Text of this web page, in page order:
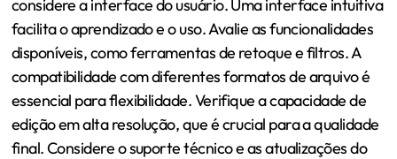
considere a interface do usuário. Uma interface intuitiva
facilita o aprendizado e o uso. Avalie as funcionalidades
disponíveis, como ferramentas de retoque e filtros. A
compatibilidade com diferentes formatos de arquivo é
essencial para flexibilidade. Verifique a capacidade de
edição em alta resolução, que é crucial para a qualidade
final. Considere o suporte técnico e as atualizações do